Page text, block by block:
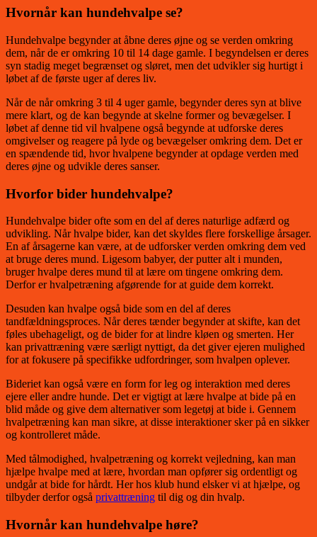
Hvornår kan hundehvalpe se?
Hundehvalpe begynder at åbne deres øjne og se verden omkring
dem, når de er omkring 10 til 14 dage gamle. I begyndelsen er deres
syn stadig meget begrænset og sløret, men det udvikler sig hurtigt i
løbet af de første uger af deres liv.
Når de når omkring 3 til 4 uger gamle, begynder deres syn at blive
mere klart, og de kan begynde at skelne former og bevægelser. I
løbet af denne tid vil hvalpene også begynde at udforske deres
omgivelser og reagere på lyde og bevægelser omkring dem. Det er
en spændende tid, hvor hvalpene begynder at opdage verden med
deres øjne og udvikle deres sanser.
Hvorfor bider hundehvalpe?
Hundehvalpe bider ofte som en del af deres naturlige adfærd og
udvikling. Når hvalpe bider, kan det skyldes flere forskellige årsager.
En af årsagerne kan være, at de udforsker verden omkring dem ved
at bruge deres mund. Ligesom babyer, der putter alt i munden,
bruger hvalpe deres mund til at lære om tingene omkring dem.
Derfor er hvalpetræning afgørende for at guide dem korrekt.
Desuden kan hvalpe også bide som en del af deres
tandfældningsproces. Når deres tænder begynder at skifte, kan det
føles ubehageligt, og de bider for at lindre kløen og smerten. Her
kan privattræning være særligt nyttigt, da det giver ejeren mulighed
for at fokusere på specifikke udfordringer, som hvalpen oplever.
Bideriet kan også være en form for leg og interaktion med deres
ejere eller andre hunde. Det er vigtigt at lære hvalpe at bide på en
blid måde og give dem alternativer som legetøj at bide i. Gennem
hvalpetræning kan man sikre, at disse interaktioner sker på en sikker
og kontrolleret måde.
Med tålmodighed, hvalpetræning og korrekt vejledning, kan man
hjælpe hvalpe med at lære, hvordan man opfører sig ordentligt og
undgår at bide for hårdt. Her hos klub hund elsker vi at hjælpe, og
tilbyder derfor også privattræning til dig og din hvalp.
Hvornår kan hundehvalpe høre?